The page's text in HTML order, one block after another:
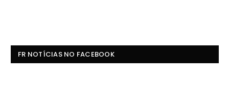
FR NOTÍCIAS NO FACEBOOK